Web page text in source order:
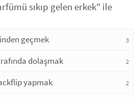
sıkıp gelen erkek" ile
geçmek 3
dolaşmak 2
yapmak 2